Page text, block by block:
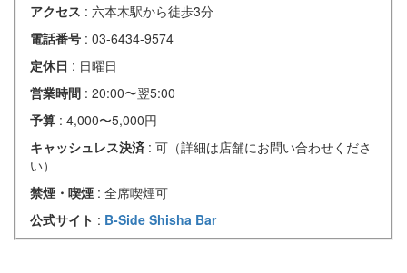
アクセス : 六本木駅から徒歩3分
電話番号 : 03-6434-9574
定休日 : 日曜日
営業時間 : 20:00〜翌5:00
予算 : 4,000〜5,000円
キャッシュレス決済 : 可（詳細は店舗にお問い合わせくださ
い）
禁煙・喫煙 : 全席喫煙可
公式サイト : B-Side Shisha Bar